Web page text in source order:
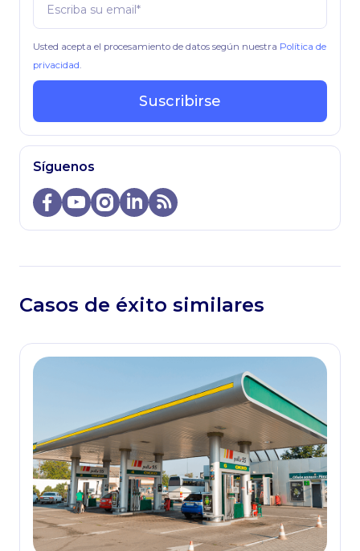
Usted acepta el procesamiento de datos según nuestra Política de
privacidad.
Suscribirse
Síguenos
Casos de éxito similares